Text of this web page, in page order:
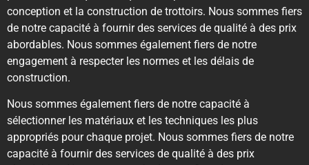
conception et la construction de trottoirs. Nous sommes fiers
de notre capacité à fournir des services de qualité à des prix
abordables. Nous sommes également fiers de notre
engagement à respecter les normes et les délais de
construction.
Nous sommes également fiers de notre capacité à
sélectionner les matériaux et les techniques les plus
appropriés pour chaque projet. Nous sommes fiers de notre
capacité à fournir des services de qualité à des prix